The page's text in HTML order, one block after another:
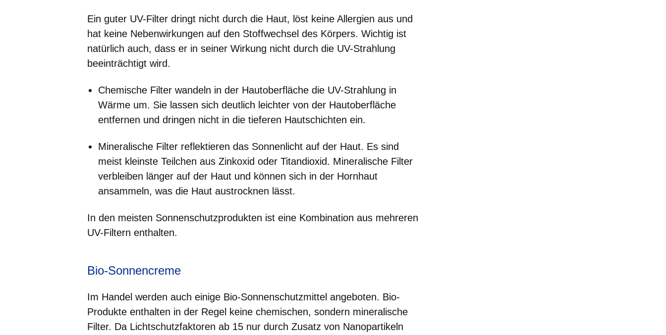
Ein guter UV-Filter dringt nicht durch die Haut, löst keine Allergien aus und
hat keine Nebenwirkungen auf den Stoffwechsel des Körpers. Wichtig ist
natürlich auch, dass er in seiner Wirkung nicht durch die UV-Strahlung
beeinträchtigt wird.
Chemische Filter wandeln in der Hautoberfläche die UV-Strahlung in
Wärme um. Sie lassen sich deutlich leichter von der Hautoberfläche
entfernen und dringen nicht in die tieferen Hautschichten ein.
Mineralische Filter reflektieren das Sonnenlicht auf der Haut. Es sind
meist kleinste Teilchen aus Zinkoxid oder Titandioxid. Mineralische Filter
verbleiben länger auf der Haut und können sich in der Hornhaut
ansammeln, was die Haut austrocknen lässt.
In den meisten Sonnenschutzprodukten ist eine Kombination aus mehreren
UV-Filtern enthalten.
Bio-Sonnencreme
Im Handel werden auch einige Bio-Sonnenschutzmittel angeboten. Bio-
Produkte enthalten in der Regel keine chemischen, sondern mineralische
Filter. Da Lichtschutzfaktoren ab 15 nur durch Zusatz von Nanopartikeln